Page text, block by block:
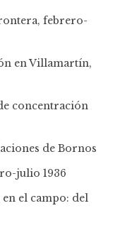
febrero-
en Villamartín,
concentración
de Bornos
julio 1936
el campo: del